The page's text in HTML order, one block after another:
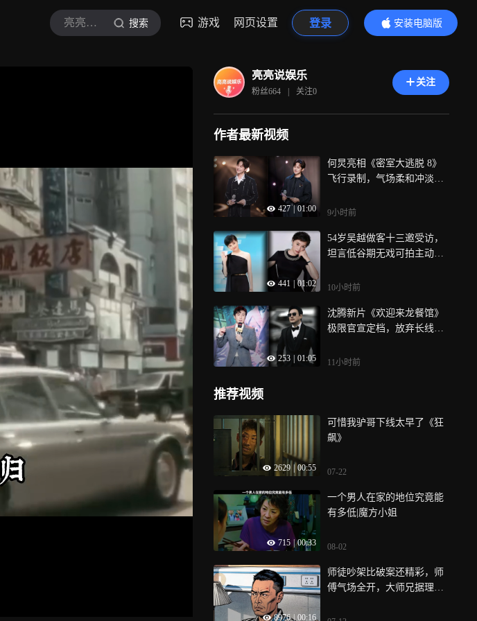
亮亮说娱乐 搜索 游戏 网页设置 登录
安装电脑版
内容更精彩
亮亮说娱乐
粉丝664 | 关注0
关注
作者最新视频
427 01:00
何炅亮相《密室大逃脱 8》
飞行录制，气场柔和冲淡惊
氛围不复以往
9小时前
441 01:02
54岁吴越做客十三邀受访，
坦言低谷期无戏可拍主动往
人情冷暖
10小时前
253 01:05
沈腾新片《欢迎来龙餐馆》
极限官宣定档，放弃长线预
票房观众打算临时观影
11小时前
推荐视频
2629 00:55
可惜我驴哥下线太早了《狂
飙》
07-22
715 00:33
一个男人在家的地位究竟能
有多低|魔方小姐
08-02
8976 | 00:16
师徒吵架比破案还精彩，师
傅气场全开，大师兄据理力